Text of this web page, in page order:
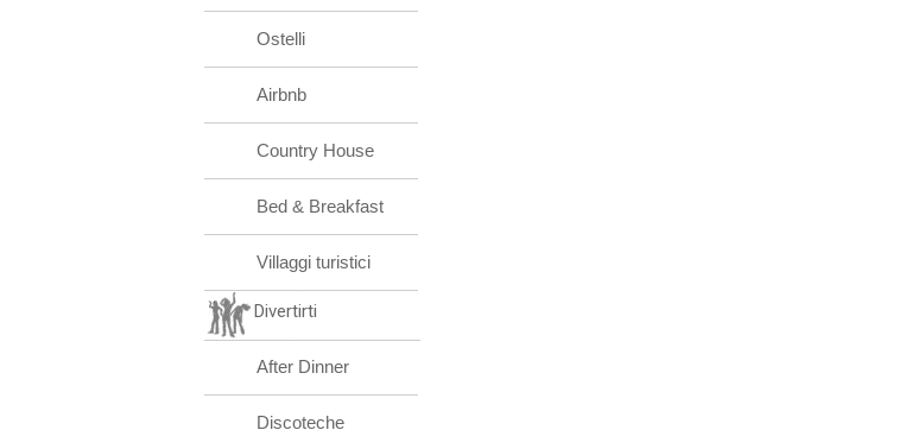
Ostelli
Airbnb
Country House
Bed & Breakfast
Villaggi turistici
Divertirti
After Dinner
Discoteche